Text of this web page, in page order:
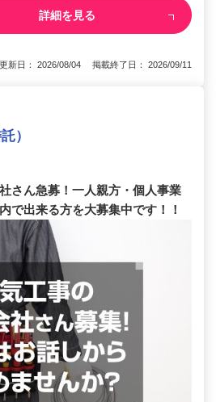
詳細を見る
更新日： 2026/08/04 掲載終了日： 2026/09/11
）
さん急募！一人親方・個人事業
で出来る方を大募集中です！！